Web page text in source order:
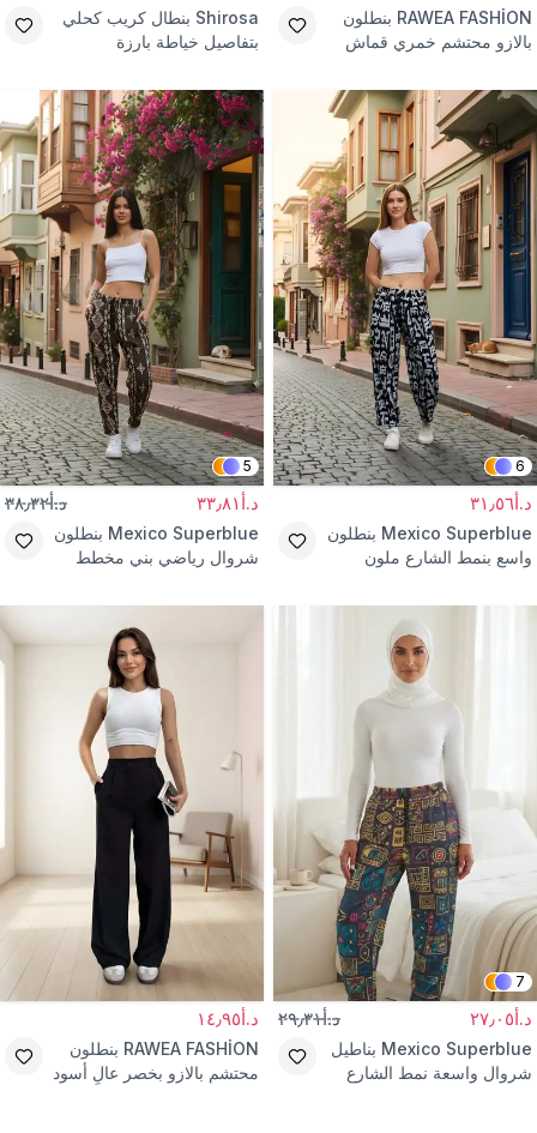
RAWEA FASHİON بنطلون
بالازو محتشم خمري قماش
Shirosa بنطال كريب كحلي
بتفاصيل خياطة بارزة
6
د.أ٣١٫٥٦
Mexico Superblue بنطلون
واسع بنمط الشارع ملون
5
د.أ٣٣٫٨١ د.أ٣٨٫٣٢
Mexico Superblue بنطلون
شروال رياضي بني مخطط
7
د.أ٢٧٫٠٥ د.أ٢٩٫٣١
Mexico Superblue بناطيل
شروال واسعة نمط الشارع
د.أ١٤٫٩٥
RAWEA FASHİON بنطلون
محتشم بالازو بخصر عالٍ أسود